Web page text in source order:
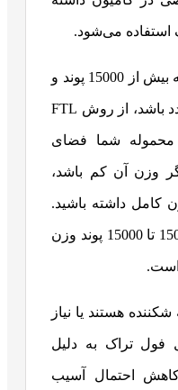
استفاده می‌شود.
معمولا زمانی که وزن محموله بیش از 15000 پوند و
یا تعداد پالت‌ها بیشتر از 10 عدد باشد، از روش FTL
محموله شما فضای
وزن آن کم باشد،
کامل داشته باشید.
در مقابل یک محموله خرد از 150 تا 15000 پوند وزن
هستند یا نیاز
فول تراک به دلیل
احتمال آسیب